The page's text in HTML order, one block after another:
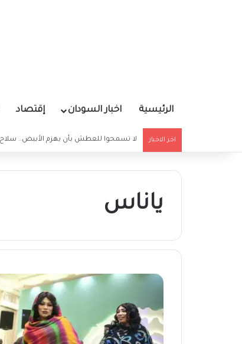
الرئيسية اخبار السودان إقتصاد
اخر الاخبار بيان صادر عن الولايات المتحدة و21 دولة والاتحاد الأفريقي بشأن السودان
ياناس